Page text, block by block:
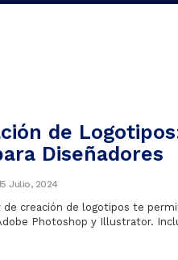
de
Diseñadores
Julio, 2024
de creación de logotipos te
Photoshop y Illustrator.